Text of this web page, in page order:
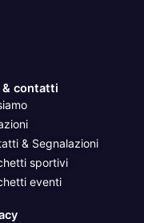
& contatti
& Segnalazioni
sportivi
eventi